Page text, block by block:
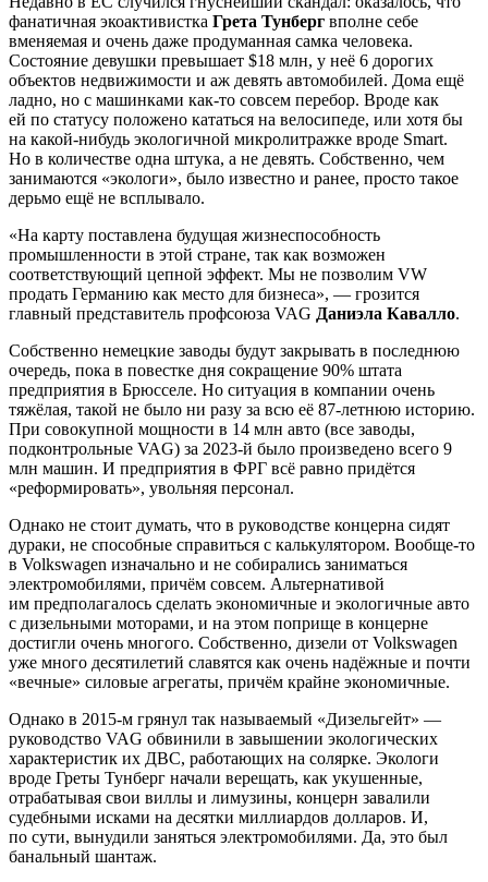
фанатичная экоактивистка Грета Тунберг вполне себе
вменяемая и очень даже продуманная самка человека.
Состояние девушки превышает $18 млн, у неё 6 дорогих
объектов недвижимости и аж девять автомобилей. Дома ещё
ладно, но с машинками как-то совсем перебор. Вроде как
ей по статусу положено кататься на велосипеде, или хотя бы
на какой-нибудь экологичной микролитражке вроде Smart.
Но в количестве одна штука, а не девять. Собственно, чем
занимаются «экологи», было известно и ранее, просто такое
дерьмо ещё не всплывало.
«На карту поставлена будущая жизнеспособность
промышленности в этой стране, так как возможен
соответствующий цепной эффект. Мы не позволим VW
продать Германию как место для бизнеса», — грозится
главный представитель профсоюза VAG Даниэла Кавалло.
Собственно немецкие заводы будут закрывать в последнюю
очередь, пока в повестке дня сокращение 90% штата
предприятия в Брюсселе. Но ситуация в компании очень
тяжёлая, такой не было ни разу за всю её 87-летнюю историю.
При совокупной мощности в 14 млн авто (все заводы,
подконтрольные VAG) за 2023-й было произведено всего 9
млн машин. И предприятия в ФРГ всё равно придётся
«реформировать», увольняя персонал.
Однако не стоит думать, что в руководстве концерна сидят
дураки, не способные справиться с калькулятором. Вообще-то
в Volkswagen изначально и не собирались заниматься
электромобилями, причём совсем. Альтернативой
им предполагалось сделать экономичные и экологичные авто
с дизельными моторами, и на этом поприще в концерне
достигли очень многого. Собственно, дизели от Volkswagen
уже много десятилетий славятся как очень надёжные и почти
«вечные» силовые агрегаты, причём крайне экономичные.
Однако в 2015-м грянул так называемый «Дизельгейт» —
руководство VAG обвинили в завышении экологических
характеристик их ДВС, работающих на солярке. Экологи
вроде Греты Тунберг начали верещать, как укушенные,
отрабатывая свои виллы и лимузины, концерн завалили
судебными исками на десятки миллиардов долларов. И,
по сути, вынудили заняться электромобилями. Да, это был
банальный шантаж.